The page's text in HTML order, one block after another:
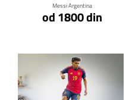
Messi Argentina
od 1800 din